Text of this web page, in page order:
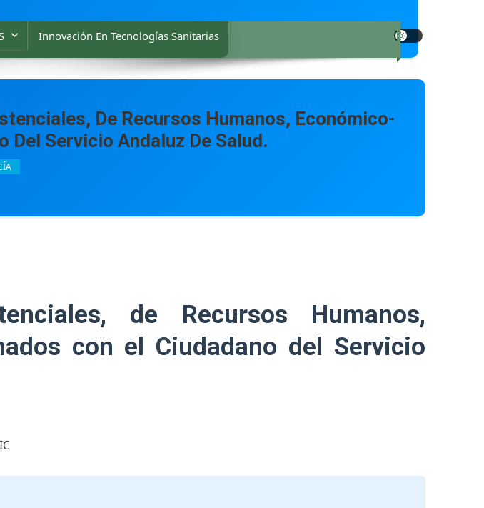
Innovación En Tecnologías Sanitarias
De Recursos Humanos, Económico-
Del Servicio Andaluz De Salud.
de Recursos Humanos,
con el Ciudadano del Servicio